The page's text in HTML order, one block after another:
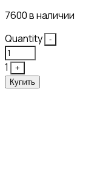
7600 в наличии
Quantity
-
1
+
Купить